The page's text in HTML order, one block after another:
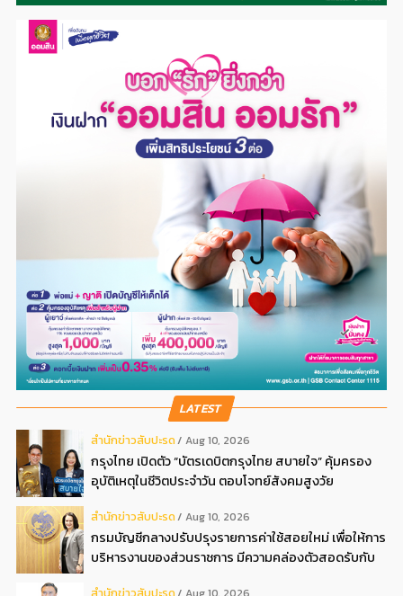
LATEST
สํานักข่าวสับปะรด
Aug 10, 2026
กรุงไทย เปิดตัว “บัตรเดบิตกรุงไทย สบายใจ” คุ้มครอง
อุบัติเหตุในชีวิตประจำวัน ตอบโจทย์สังคมสูงวัย
สํานักข่าวสับปะรด Aug 10, 2026
กรมบัญชีกลางปรับปรุงรายการค่าใช้สอยใหม่ เพื่อให้การ
บริหารงานของส่วนราชการ มีความคล่องตัวสอดรับกับ